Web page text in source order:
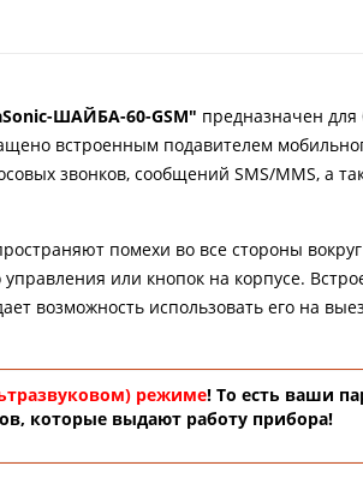
ШАЙБА-60-GSM" предназначен для
встроенным подавителем
звонков, сообщений SMS/MMS, а
помехи во все стороны
или кнопок на корпусе.
возможность использовать его на
режиме! То есть ваши
которые выдают работу прибора!